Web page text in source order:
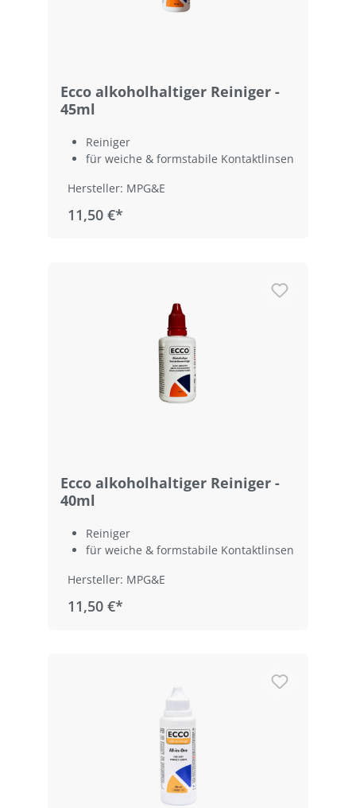
Ecco alkoholhaltiger Reiniger -
45ml
Reiniger
für weiche & formstabile Kontaktlinsen
Hersteller: MPG&E
11,50 €*
Ecco alkoholhaltiger Reiniger -
40ml
Reiniger
für weiche & formstabile Kontaktlinsen
Hersteller: MPG&E
11,50 €*